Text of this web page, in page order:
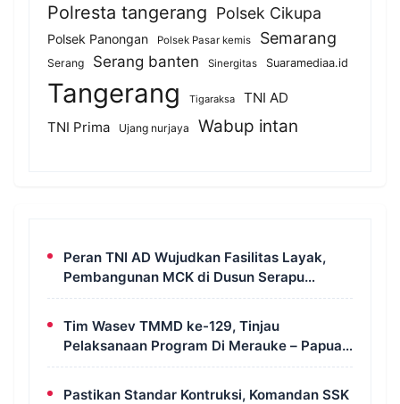
Polresta tangerang Polsek Cikupa
Polsek Panongan Polsek Pasar kemis Semarang
Serang Serang banten Sinergitas Suaramediaa.id
Tangerang Tigaraksa
TNI AD
TNI Prima
Ujang nurjaya Wabup intan
Peran TNI AD Wujudkan Fasilitas Layak,
Pembangunan MCK di Dusun Serapu
Rampung Dikerjakan
Tim Wasev TMMD ke-129, Tinjau
Pelaksanaan Program Di Merauke – Papua
Selatan
Pastikan Standar Kontruksi, Komandan SSK